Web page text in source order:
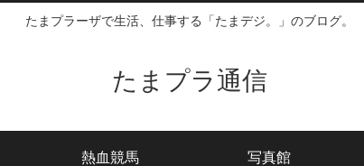
たまプラーザで生活、仕事する「たまデジ。」のブログ。
たまプラ通信
熱血競馬 写真館